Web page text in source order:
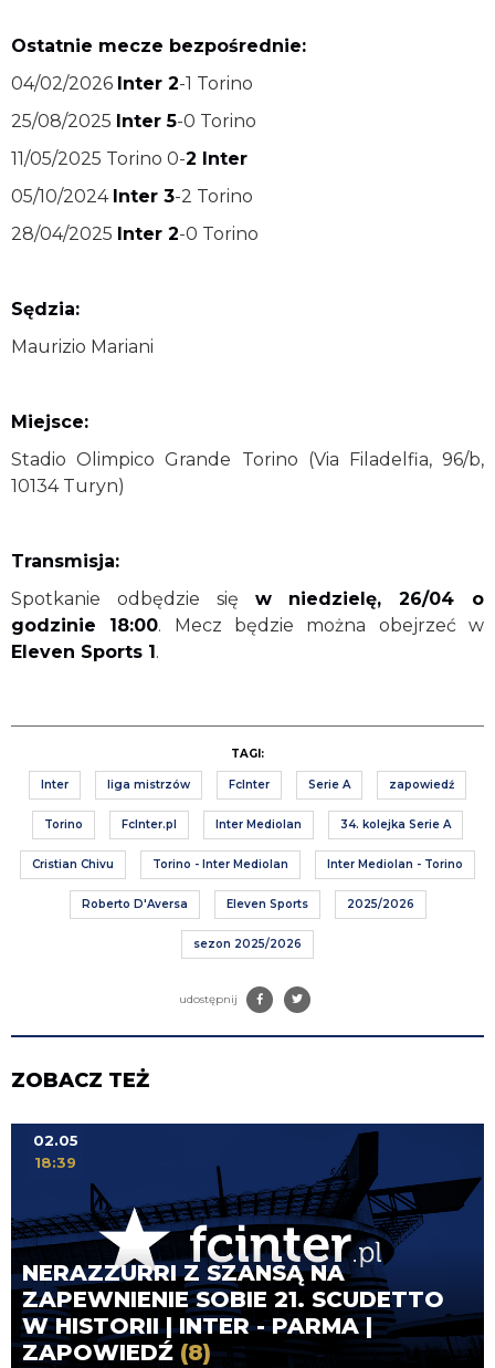
Ostatnie mecze bezpośrednie:
04/02/2026 Inter 2-1 Torino
25/08/2025 Inter 5-0 Torino
11/05/2025 Torino 0-2 Inter
05/10/2024 Inter 3-2 Torino
28/04/2025 Inter 2-0 Torino
Sędzia:
Maurizio Mariani
Miejsce:
Stadio Olimpico Grande Torino (Via Filadelfia, 96/b,
10134 Turyn)
Transmisja:
Spotkanie odbędzie się w niedzielę, 26/04 o
godzinie 18:00. Mecz będzie można obejrzeć w
Eleven Sports 1.
TAGI:
Inter liga mistrzów FcInter Serie A zapowiedź
Torino FcInter.pl Inter Mediolan 34. kolejka Serie A
Cristian Chivu Torino - Inter Mediolan Inter Mediolan - Torino
Roberto D'Aversa Eleven Sports 2025/2026
sezon 2025/2026
udostępnij
ZOBACZ TEŻ
NERAZZURRI Z SZANSĄ NA
ZAPEWNIENIE SOBIE 21. SCUDETTO
W HISTORII | INTER - PARMA |
ZAPOWIEDŹ (8)
02.05
18:39